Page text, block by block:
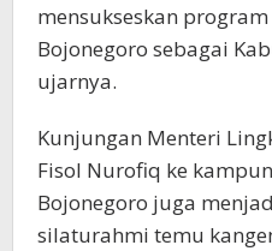
mensukseskan
Bojonegoro sebagai
ujarnya.
Kunjungan Menteri
Fisol Nurofiq ke
Bojonegoro juga
silaturahmi temu